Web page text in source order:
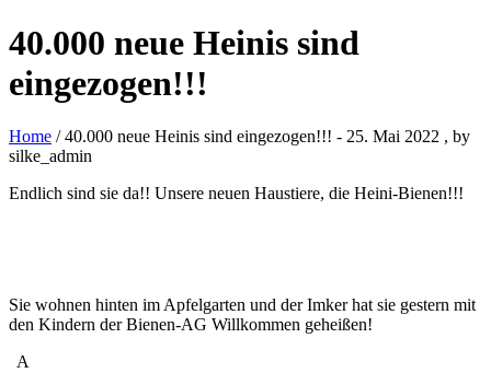
40.000 neue Heinis sind
eingezogen!!!
Home / 40.000 neue Heinis sind eingezogen!!! - 25. Mai 2022 , by
silke_admin
Endlich sind sie da!! Unsere neuen Haustiere, die Heini-Bienen!!!
Sie wohnen hinten im Apfelgarten und der Imker hat sie gestern mit
den Kindern der Bienen-AG Willkommen geheißen!
A